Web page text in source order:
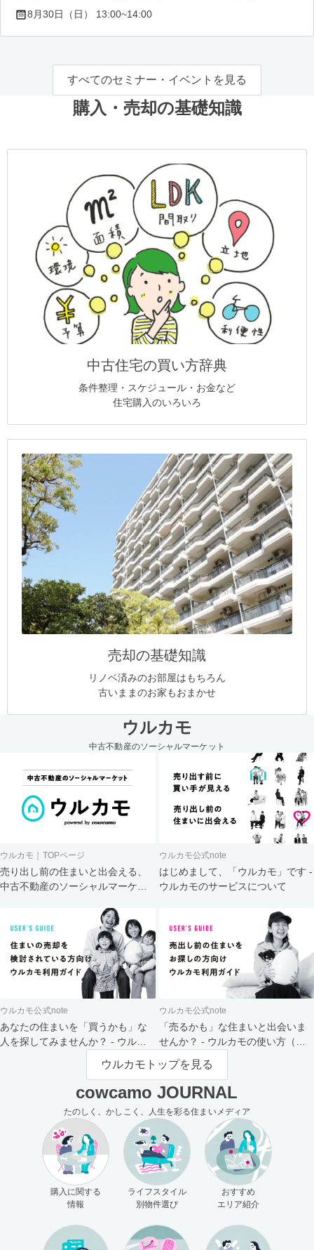
8月30日（日） 13:00~14:00
すべてのセミナー・イベントを見る
購入・売却の基礎知識
中古住宅の買い方辞典
条件整理・スケジュール・お金など
住宅購入のいろいろ
売却の基礎知識
リノベ済みのお部屋はもちろん
古いままのお家もおまかせ
ウルカモ
中古不動産のソーシャルマーケット
ウルカモ｜TOPページ
売り出し前の住まいと出会える、
中古不動産のソーシャルマーケッ
ウルカモ公式note
はじめまして、「ウルカモ」です -
ウルカモのサービスについて
ウルカモ公式note
あなたの住まいを「買うかも」な
人を探してみませんか？ - ウルカ
ウルカモ公式note
「売るかも」な住まいと出会いま
せんか？ - ウルカモの使い方（買
主さま向け）
ウルカモトップを見る
cowcamo JOURNAL
たのしく、かしこく、人生を彩る住まいメディア
購入に関する
情報
ライフスタイル
別物件選び
おすすめ
エリア紹介